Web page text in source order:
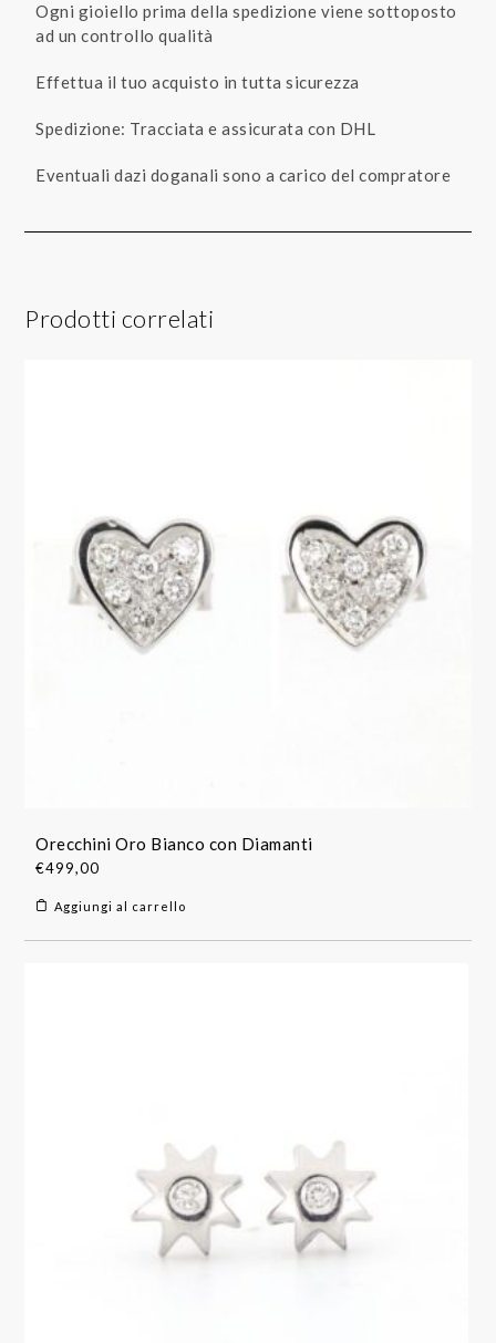
Ogni gioiello prima della spedizione viene sottoposto
ad un controllo qualità
Effettua il tuo acquisto in tutta sicurezza
Spedizione: Tracciata e assicurata con DHL
Eventuali dazi doganali sono a carico del compratore
Prodotti correlati
Orecchini Oro Bianco con Diamanti
€499,00
Aggiungi al carrello